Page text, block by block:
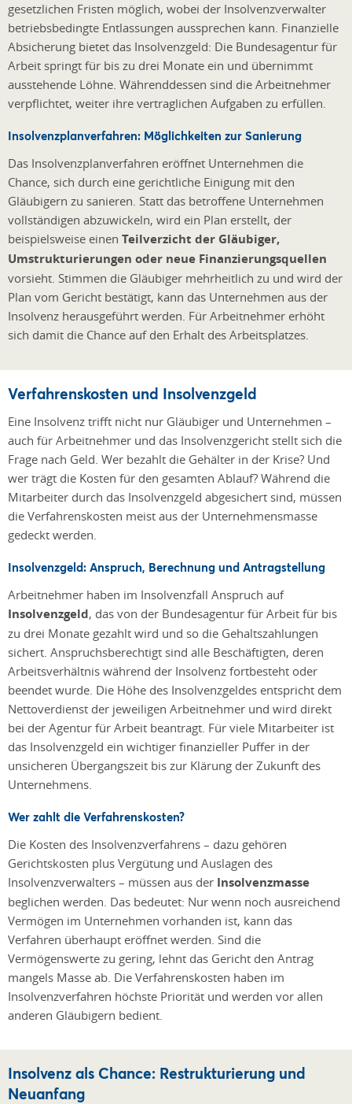
gesetzlichen Fristen möglich, wobei der Insolvenzverwalter
betriebsbedingte Entlassungen aussprechen kann. Finanzielle
Absicherung bietet das Insolvenzgeld: Die Bundesagentur für
Arbeit springt für bis zu drei Monate ein und übernimmt
ausstehende Löhne. Währenddessen sind die Arbeitnehmer
verpflichtet, weiter ihre vertraglichen Aufgaben zu erfüllen.
Insolvenzplanverfahren: Möglichkeiten zur Sanierung
Das Insolvenzplanverfahren eröffnet Unternehmen die
Chance, sich durch eine gerichtliche Einigung mit den
Gläubigern zu sanieren. Statt das betroffene Unternehmen
vollständigen abzuwickeln, wird ein Plan erstellt, der
beispielsweise einen Teilverzicht der Gläubiger,
Umstrukturierungen oder neue Finanzierungsquellen
vorsieht. Stimmen die Gläubiger mehrheitlich zu und wird der
Plan vom Gericht bestätigt, kann das Unternehmen aus der
Insolvenz herausgeführt werden. Für Arbeitnehmer erhöht
sich damit die Chance auf den Erhalt des Arbeitsplatzes.
Verfahrenskosten und Insolvenzgeld
Eine Insolvenz trifft nicht nur Gläubiger und Unternehmen –
auch für Arbeitnehmer und das Insolvenzgericht stellt sich die
Frage nach Geld. Wer bezahlt die Gehälter in der Krise? Und
wer trägt die Kosten für den gesamten Ablauf? Während die
Mitarbeiter durch das Insolvenzgeld abgesichert sind, müssen
die Verfahrenskosten meist aus der Unternehmensmasse
gedeckt werden.
Insolvenzgeld: Anspruch, Berechnung und Antragstellung
Arbeitnehmer haben im Insolvenzfall Anspruch auf
Insolvenzgeld, das von der Bundesagentur für Arbeit für bis
zu drei Monate gezahlt wird und so die Gehaltszahlungen
sichert. Anspruchsberechtigt sind alle Beschäftigten, deren
Arbeitsverhältnis während der Insolvenz fortbesteht oder
beendet wurde. Die Höhe des Insolvenzgeldes entspricht dem
Nettoverdienst der jeweiligen Arbeitnehmer und wird direkt
bei der Agentur für Arbeit beantragt. Für viele Mitarbeiter ist
das Insolvenzgeld ein wichtiger finanzieller Puffer in der
unsicheren Übergangszeit bis zur Klärung der Zukunft des
Unternehmens.
Wer zahlt die Verfahrenskosten?
Die Kosten des Insolvenzverfahrens – dazu gehören
Gerichtskosten plus Vergütung und Auslagen des
Insolvenzverwalters – müssen aus der Insolvenzmasse
beglichen werden. Das bedeutet: Nur wenn noch ausreichend
Vermögen im Unternehmen vorhanden ist, kann das
Verfahren überhaupt eröffnet werden. Sind die
Vermögenswerte zu gering, lehnt das Gericht den Antrag
mangels Masse ab. Die Verfahrenskosten haben im
Insolvenzverfahren höchste Priorität und werden vor allen
anderen Gläubigern bedient.
Insolvenz als Chance: Restrukturierung und
Neuanfang